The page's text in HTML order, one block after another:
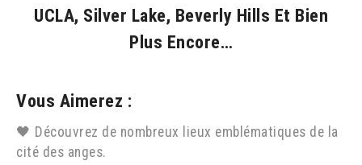
UCLA, Silver Lake, Beverly Hills Et Bien
Plus Encore…
Vous Aimerez :
🖤 Découvrez de nombreux lieux emblématiques de la
cité des anges.